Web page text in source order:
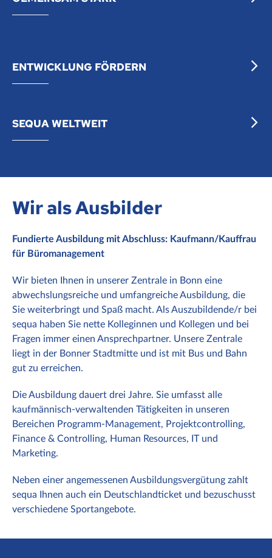
ENTWICKLUNG FÖRDERN
SEQUA WELTWEIT
Wir als Ausbilder
Fundierte Ausbildung mit Abschluss: Kaufmann/Kauffrau
für Büromanagement
Wir bieten Ihnen in unserer Zentrale in Bonn eine
abwechslungsreiche und umfangreiche Ausbildung, die
Sie weiterbringt und Spaß macht. Als Auszubildende/r bei
sequa haben Sie nette Kolleginnen und Kollegen und bei
Fragen immer einen Ansprechpartner. Unsere Zentrale
liegt in der Bonner Stadtmitte und ist mit Bus und Bahn
gut zu erreichen.
Die Ausbildung dauert drei Jahre. Sie umfasst alle
kaufmännisch-verwaltenden Tätigkeiten in unseren
Bereichen Programm-Management, Projektcontrolling,
Finance & Controlling, Human Resources, IT und
Marketing.
Neben einer angemessenen Ausbildungsvergütung zahlt
sequa Ihnen auch ein Deutschlandticket und bezuschusst
verschiedene Sportangebote.